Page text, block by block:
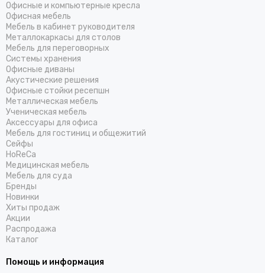
Офисные и компьютерные кресла
Офисная мебель
Мебель в кабинет руководителя
Металлокаркасы для столов
Мебель для переговорных
Системы хранения
Офисные диваны
Акустические решения
Офисные стойки ресепшн
Металлическая мебель
Ученическая мебель
Аксессуары для офиса
Мебель для гостиниц и общежитий
Cейфы
HoReCa
Медицинская мебель
Мебель для суда
Бренды
Новинки
Хиты продаж
Акции
Распродажа
Каталог
Помощь и информация